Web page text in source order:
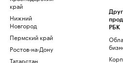
край
Нижний
Новгород
Пермский край
Ростов-на-Дону
Татарстан
РБК